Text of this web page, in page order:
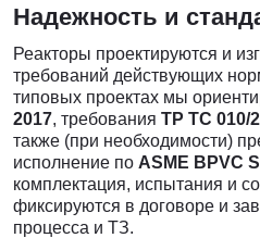
Надежность и
Реакторы проектируются и
требований действующих
типовых проектах мы
2017, требования ТР ТС 010/
также (при необходимости)
исполнение по ASME BPVC
комплектация, испытания и
фиксируются в договоре и
процесса и ТЗ.